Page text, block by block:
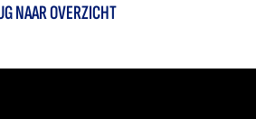
NAAR OVERZICHT